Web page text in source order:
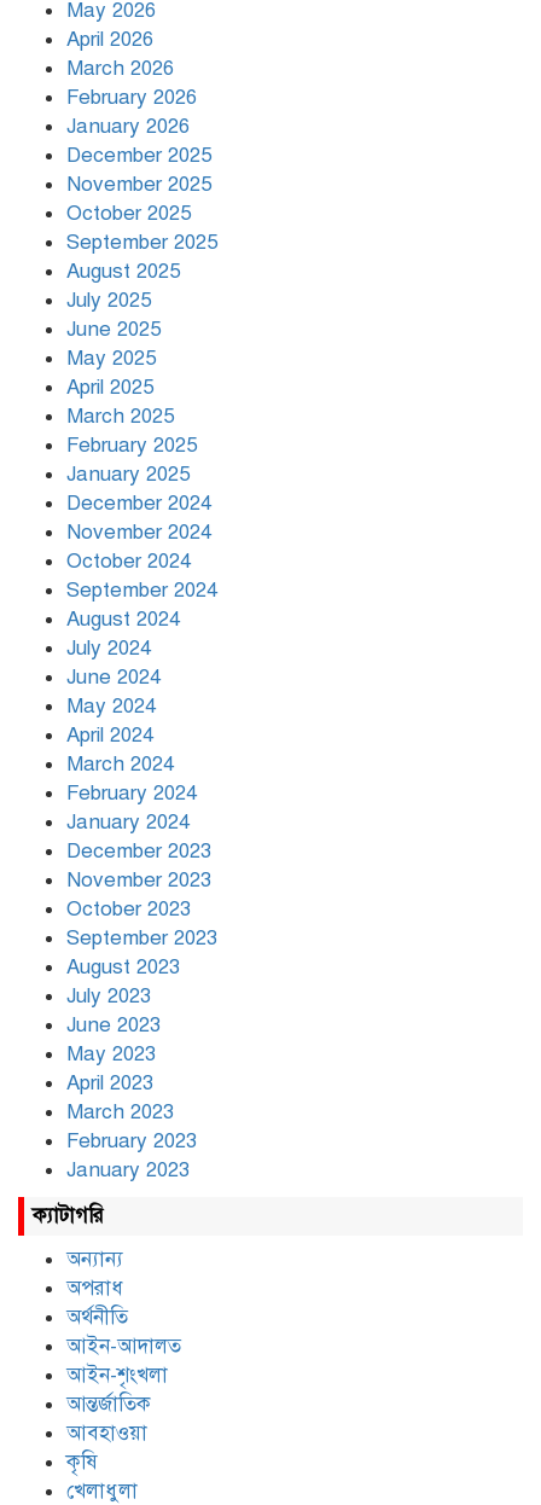
বৃষ্টি থামার নাম নেই, পথে পথে
May 2026
April 2026
March 2026
February 2026
January 2026
December 2025
November 2025
October 2025
September 2025
August 2025
July 2025
June 2025
May 2025
April 2025
March 2025
February 2025
January 2025
December 2024
November 2024
October 2024
September 2024
August 2024
July 2024
June 2024
May 2024
April 2024
March 2024
February 2024
January 2024
December 2023
November 2023
October 2023
September 2023
August 2023
July 2023
June 2023
May 2023
April 2023
March 2023
February 2023
January 2023
ক্যাটাগরি
অন্যান্য
অপরাধ
অর্থনীতি
আইন-আদালত
আইন-শৃংখলা
আন্তর্জাতিক
আবহাওয়া
কৃষি
খেলাধুলা